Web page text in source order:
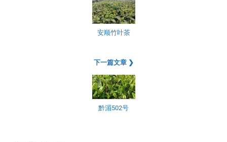
安顺竹叶茶
下一篇文章 ❯
黔湄502号